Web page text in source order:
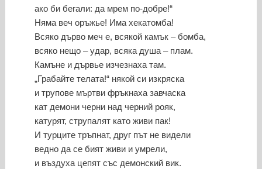
ако би бегали: да мрем по-добре!“
Няма веч оръжье! Има хекатомба!
Всяко дърво меч е, всякой камък – бомба,
всяко нещо – удар, всяка душа – плам.
Камъне и дървье изчезнаха там.
„Грабайте телата!“ някой си изкряска
и трупове мъртви фръкнаха завчаска
кат демони черни над черний рояк,
катурят, струпалят като живи пак!
И турците тръпнат, друг път не видели
ведно да се бият живи и умрели,
и въздуха цепят със демонский вик.